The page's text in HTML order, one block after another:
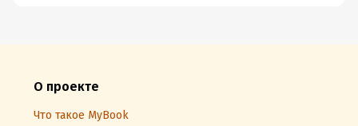
О проекте
Что такое MyBook